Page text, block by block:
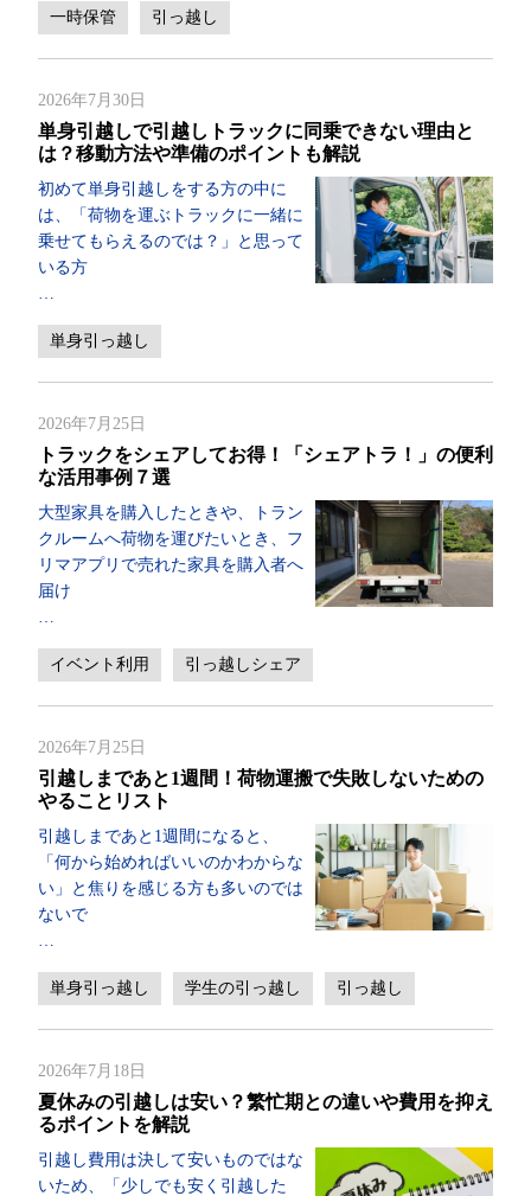
一時保管 引っ越し
2026年7月30日
単身引越しで引越しトラックに同乗できない理由と
は？移動方法や準備のポイントも解説
初めて単身引越しをする方の中に
は、「荷物を運ぶトラックに一緒に
乗せてもらえるのでは？」と思って
いる方
単身引っ越し
2026年7月25日
トラックをシェアしてお得！「シェアトラ！」の便利
な活用事例７選
大型家具を購入したときや、トラン
クルームへ荷物を運びたいとき、フ
リマアプリで売れた家具を購入者へ
届け
イベント利用 引っ越しシェア
2026年7月25日
引越しまであと1週間！荷物運搬で失敗しないための
やることリスト
引越しまであと1週間になると、
「何から始めればいいのかわからな
い」と焦りを感じる方も多いのでは
ないで
単身引っ越し 学生の引っ越し 引っ越し
2026年7月18日
夏休みの引越しは安い？繁忙期との違いや費用を抑え
るポイントを解説
引越し費用は決して安いものではな
いため、「少しでも安く引越した